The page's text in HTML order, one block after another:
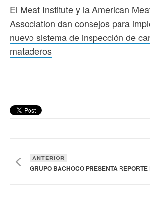
El Meat Institute y la American
Association dan consejos para
nuevo sistema de inspección de
mataderos
ANTERIOR